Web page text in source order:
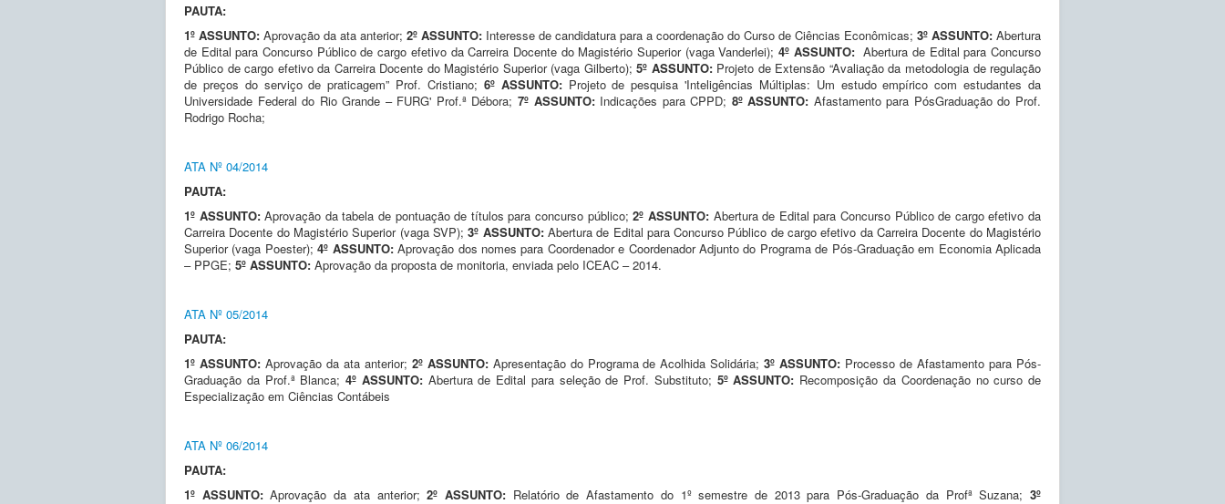
PAUTA:
1º ASSUNTO: Aprovação da ata anterior; 2º ASSUNTO: Interesse de candidatura para a coordenação do Curso de Ciências Econômicas; 3º ASSUNTO: Abertura
de Edital para Concurso Público de cargo efetivo da Carreira Docente do Magistério Superior (vaga Vanderlei);4º ASSUNTO:Abertura de Edital para Concurso
Público de cargo efetivo da Carreira Docente do Magistério Superior (vaga Gilberto);5º ASSUNTO: Projeto de Extensão “Avaliação da metodologia de regulação
de preços do serviço de praticagem” Prof. Cristiano; 6º ASSUNTO: Projeto de pesquisa 'Inteligências Múltiplas: Um estudo empírico com estudantes da
Universidade Federal do Rio Grande – FURG' Prof.ª Débora; 7º ASSUNTO: Indicações para CPPD; 8º ASSUNTO: Afastamento para PósGraduação do Prof.
Rodrigo Rocha;
ATA Nº 04/2014
PAUTA:
1º ASSUNTO:Aprovação da tabela de pontuação de títulos para concurso público;2º ASSUNTO: Abertura de Edital para Concurso Público de cargo efetivo da
Carreira Docente do Magistério Superior (vaga SVP);3º ASSUNTO: Abertura de Edital para Concurso Público de cargo efetivo da Carreira Docente do Magistério
Superior (vaga Poester);4º ASSUNTO:Aprovação dos nomes para Coordenador e Coordenador Adjunto do Programa de Pós-Graduação em Economia Aplicada
– PPGE; 5º ASSUNTO: Aprovação da proposta de monitoria, enviada pelo ICEAC – 2014.
ATA Nº 05/2014
PAUTA:
1º ASSUNTO: Aprovação da ata anterior; 2º ASSUNTO: Apresentação do Programa de Acolhida Solidária;3º ASSUNTO: Processo de Afastamento para Pós-
Graduação da Prof.ª Blanca;4º ASSUNTO: Abertura de Edital para seleção de Prof. Substituto; 5º ASSUNTO: Recomposição da Coordenação no curso de
Especialização em Ciências Contábeis
ATA Nº 06/2014
PAUTA:
1º ASSUNTO:Aprovação da ata anterior;2º ASSUNTO: Relatório de Afastamento do 1º semestre de 2013 para Pós-Graduação da Profª Suzana;3º